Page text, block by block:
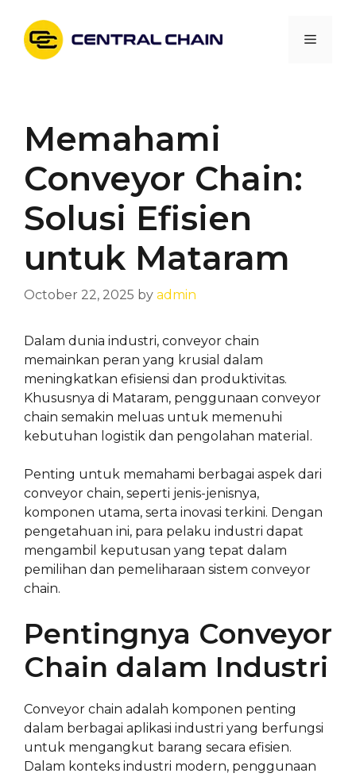
content
Menu
Memahami
Conveyor Chain:
Solusi Efisien
untuk Mataram
October 22, 2025 by admin
Dalam dunia industri, conveyor chain
memainkan peran yang krusial dalam
meningkatkan efisiensi dan produktivitas.
Khususnya di Mataram, penggunaan conveyor
chain semakin meluas untuk memenuhi
kebutuhan logistik dan pengolahan material.
Penting untuk memahami berbagai aspek dari
conveyor chain, seperti jenis-jenisnya,
komponen utama, serta inovasi terkini. Dengan
pengetahuan ini, para pelaku industri dapat
mengambil keputusan yang tepat dalam
pemilihan dan pemeliharaan sistem conveyor
chain.
Pentingnya Conveyor
Chain dalam Industri
Conveyor chain adalah komponen penting
dalam berbagai aplikasi industri yang berfungsi
untuk mengangkut barang secara efisien.
Dalam konteks industri modern, penggunaan